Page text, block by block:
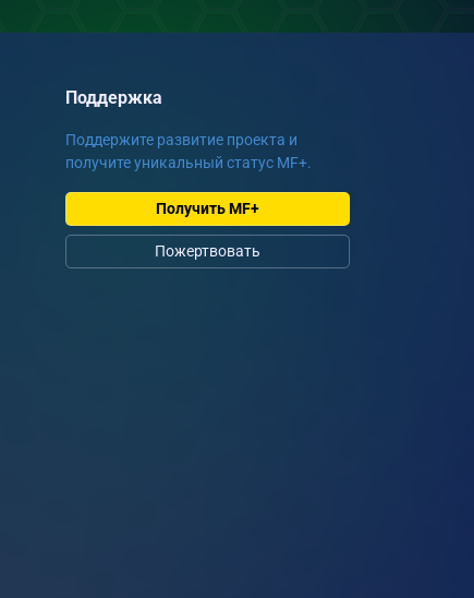
Поддержка
Поддержите развитие проекта и
получите уникальный статус MF+.
Получить MF+
Пожертвовать